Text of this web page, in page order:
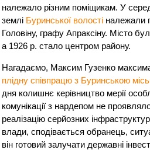
належало різним поміщикам. У
землі Буринської волості належали
Головіну, графу Апраксіну. Місто
а 1926 р. стало центром району.
Нагадаємо, Максим Гузенко
плідну співпрацю з Буринською
дня колишнє керівництво мерії
комунікації з нардепом не
реалізацію серйозних
влади, сподівається обранець,
він готовий залучати державні